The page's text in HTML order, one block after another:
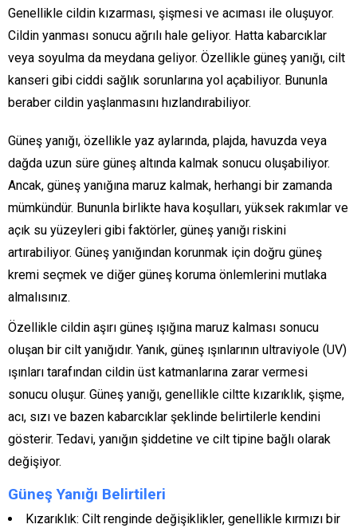
Genellikle cildin kızarması, şişmesi ve acıması ile oluşuyor.
Cildin yanması sonucu ağrılı hale geliyor. Hatta kabarcıklar
veya soyulma da meydana geliyor. Özellikle güneş yanığı, cilt
kanseri gibi ciddi sağlık sorunlarına yol açabiliyor. Bununla
beraber cildin yaşlanmasını hızlandırabiliyor.
Güneş yanığı, özellikle yaz aylarında, plajda, havuzda veya
dağda uzun süre güneş altında kalmak sonucu oluşabiliyor.
Ancak, güneş yanığına maruz kalmak, herhangi bir zamanda
mümkündür. Bununla birlikte hava koşulları, yüksek rakımlar ve
açık su yüzeyleri gibi faktörler, güneş yanığı riskini
artırabiliyor. Güneş yanığından korunmak için doğru güneş
kremi seçmek ve diğer güneş koruma önlemlerini mutlaka
almalısınız.
Özellikle cildin aşırı güneş ışığına maruz kalması sonucu
oluşan bir cilt yanığıdır. Yanık, güneş ışınlarının ultraviyole (UV)
ışınları tarafından cildin üst katmanlarına zarar vermesi
sonucu oluşur. Güneş yanığı, genellikle ciltte kızarıklık, şişme,
acı, sızı ve bazen kabarcıklar şeklinde belirtilerle kendini
gösterir. Tedavi, yanığın şiddetine ve cilt tipine bağlı olarak
değişiyor.
Güneş Yanığı Belirtileri
Kızarıklık: Cilt renginde değişiklikler, genellikle kırmızı bir